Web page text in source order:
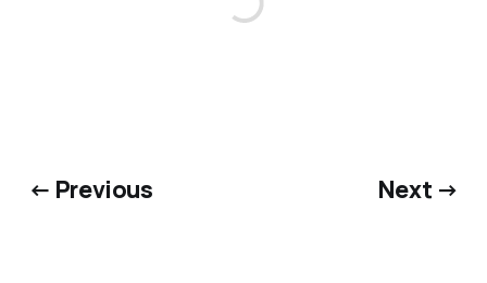
← Previous Next →